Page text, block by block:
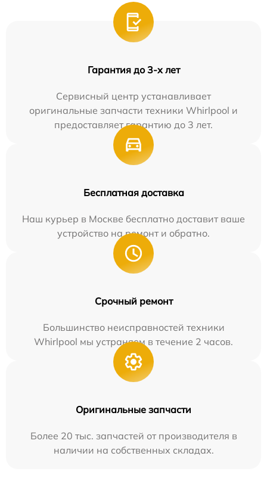
Гарантия до 3-х лет
Сервисный центр устанавливает
оригинальные запчасти техники Whirlpool и
предоставляет гарантию до 3 лет.
Бесплатная доставка
Наш курьер в Москве бесплатно доставит ваше
устройство на ремонт и обратно.
Срочный ремонт
Большинство неисправностей техники
Whirlpool мы устраняем в течение 2 часов.
Оригинальные запчасти
Более 20 тыс. запчастей от производителя в
наличии на собственных складах.